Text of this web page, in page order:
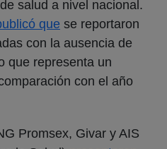
salud a nivel nacional.
que se reportaron
con la ausencia de
que representa un
con el año
Promsex, Givar y AIS